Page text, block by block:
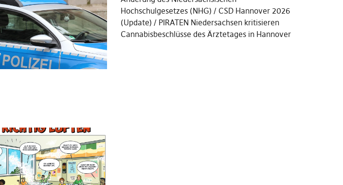
Hochschulgesetzes (NHG)
CSD Hannover 2026
(Update)
PIRATEN Niedersachsen kritisieren
Cannabisbeschlüsse des Ärztetages in Hannover